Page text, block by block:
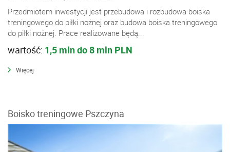
Przedmiotem inwestycji jest przebudowa i rozbudowa boiska
treningowego do piłki nożnej oraz budowa boiska treningowego
do piłki nożnej. Prace realizowane będą...
wartość: 1,5 mln do 8 mln PLN
Więcej
Boisko treningowe Pszczyna